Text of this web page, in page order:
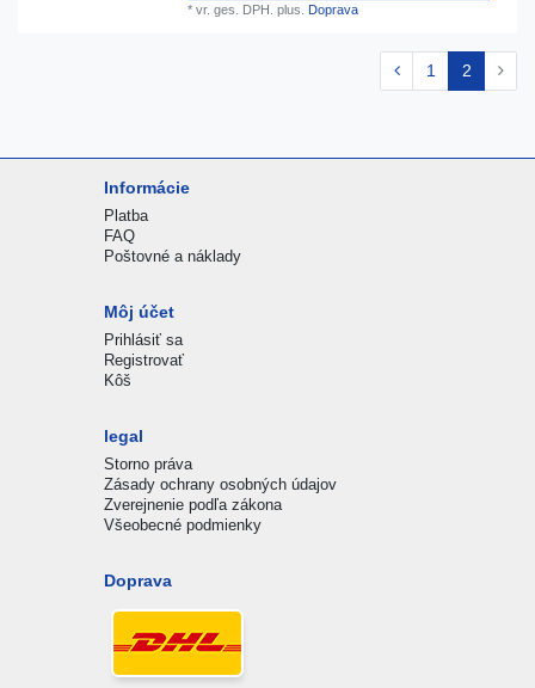
*vr. ges. DPH. plus. Doprava
1 2
Informácie
Platba
FAQ
Poštovné a náklady
Môj účet
Prihlásiť sa
Registrovať
Kôš
legal
Storno práva
Zásady ochrany osobných údajov
Zverejnenie podľa zákona
Všeobecné podmienky
Doprava